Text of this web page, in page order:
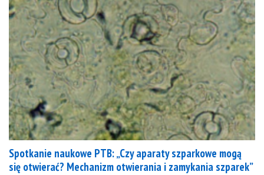
Spotkanie naukowe PTB: „Czy aparaty szparkowe mogą
się otwierać? Mechanizm otwierania i zamykania szparek”